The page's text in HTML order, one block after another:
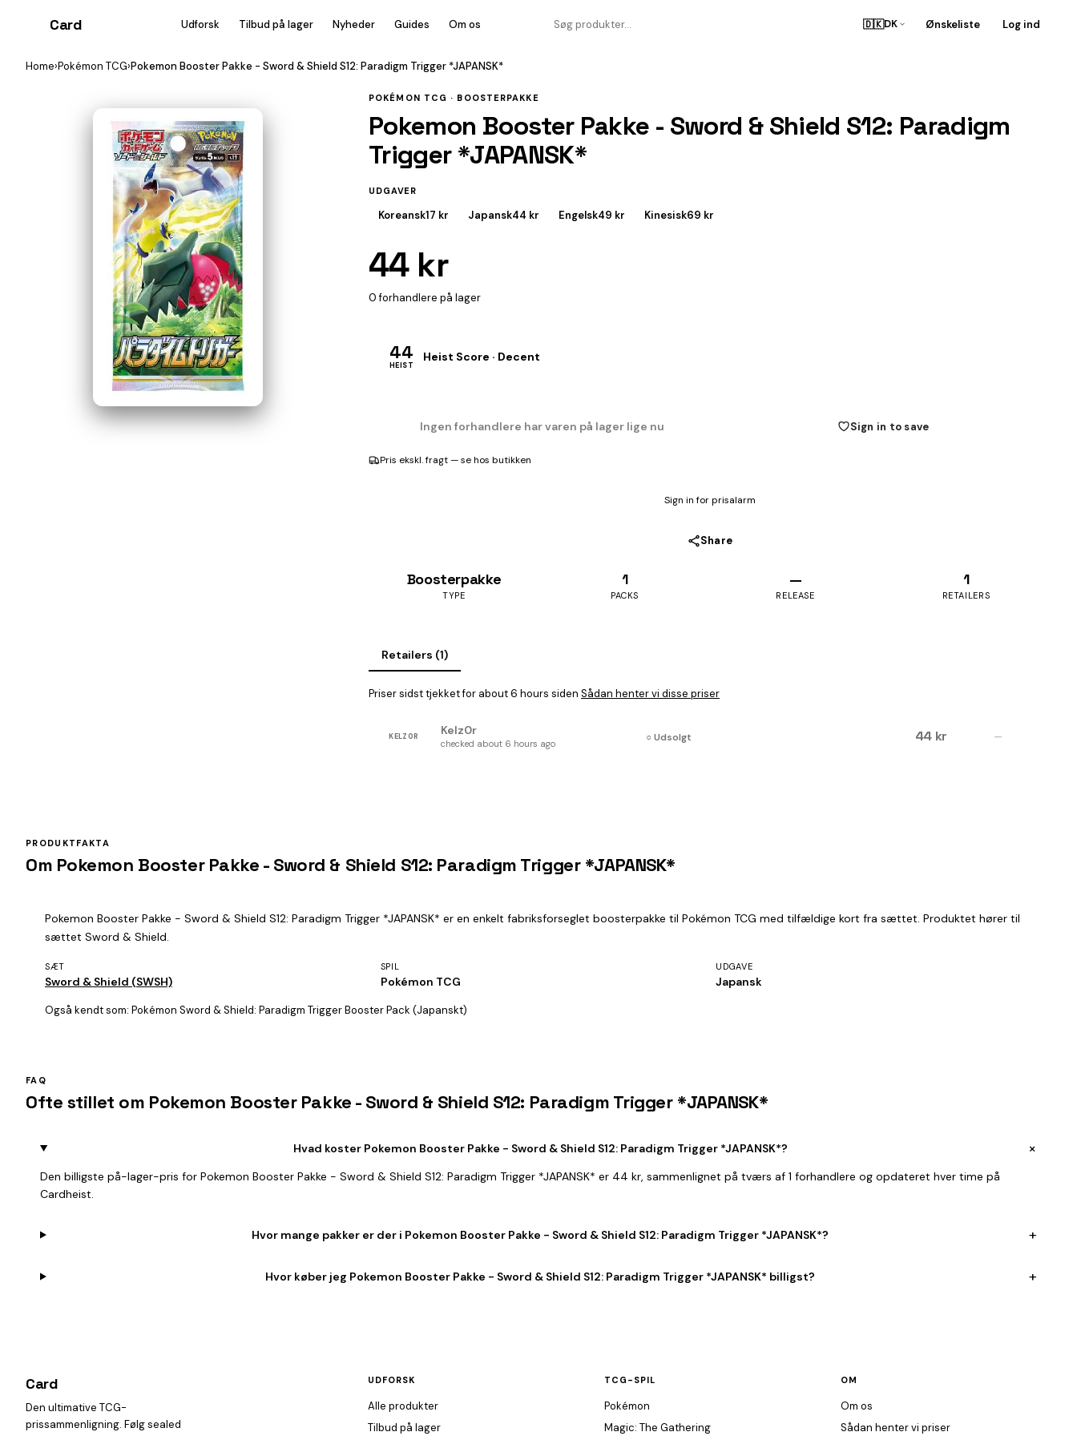
Card Udforsk Tilbud på lager Nyheder Guides Om os 🇩🇰DK Ønskeliste Log ind
Home›Pokémon TCG›Pokemon Booster Pakke - Sword & Shield S12: Paradigm Trigger *JAPANSK*
POKÉMON TCG · BOOSTERPAKKE
Pokemon Booster Pakke - Sword & Shield S12: Paradigm
Trigger *JAPANSK*
UDGAVER
Koreansk17 kr Japansk44 kr Engelsk49 kr Kinesisk69 kr
44 kr
0 forhandlere på lager
44
HEIST
Heist Score · Decent
Ingen forhandlere har varen på lager lige nu Sign in to save
Pris ekskl. fragt — se hos butikken
Sign in for prisalarm
Share
Boosterpakke
TYPE
1
PACKS
—
RELEASE
1
RETAILERS
Retailers (1)
Priser sidst tjekket for about 6 hours siden Sådan henter vi disse priser
KELZ0R Kelz0r
checked about 6 hours ago ○ Udsolgt 44 kr —
PRODUKTFAKTA
Om Pokemon Booster Pakke - Sword & Shield S12: Paradigm Trigger *JAPANSK*
Pokemon Booster Pakke - Sword & Shield S12: Paradigm Trigger *JAPANSK* er en enkelt fabriksforseglet boosterpakke til Pokémon TCG med tilfældige kort fra sættet. Produktet hører til
sættet Sword & Shield.
SÆT
Sword & Shield (SWSH)
SPIL
Pokémon TCG
UDGAVE
Japansk
Også kendt som: Pokémon Sword & Shield: Paradigm Trigger Booster Pack (Japanskt)
FAQ
Ofte stillet om Pokemon Booster Pakke - Sword & Shield S12: Paradigm Trigger *JAPANSK*
Hvad koster Pokemon Booster Pakke - Sword & Shield S12: Paradigm Trigger *JAPANSK*? +
Den billigste på-lager-pris for Pokemon Booster Pakke - Sword & Shield S12: Paradigm Trigger *JAPANSK* er 44 kr, sammenlignet på tværs af 1 forhandlere og opdateret hver time på
Cardheist.
Hvor mange pakker er der i Pokemon Booster Pakke - Sword & Shield S12: Paradigm Trigger *JAPANSK*? +
Hvor køber jeg Pokemon Booster Pakke - Sword & Shield S12: Paradigm Trigger *JAPANSK* billigst? +
Card
Den ultimative TCG-
prissammenligning. Følg sealed
UDFORSK
Alle produkter
Tilbud på lager
TCG-SPIL
Pokémon
Magic: The Gathering
OM
Om os
Sådan henter vi priser